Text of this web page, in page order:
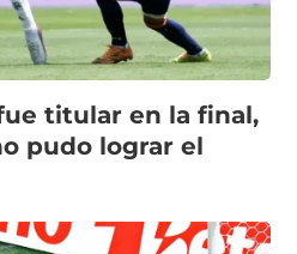
titular en la final,
pudo lograr el